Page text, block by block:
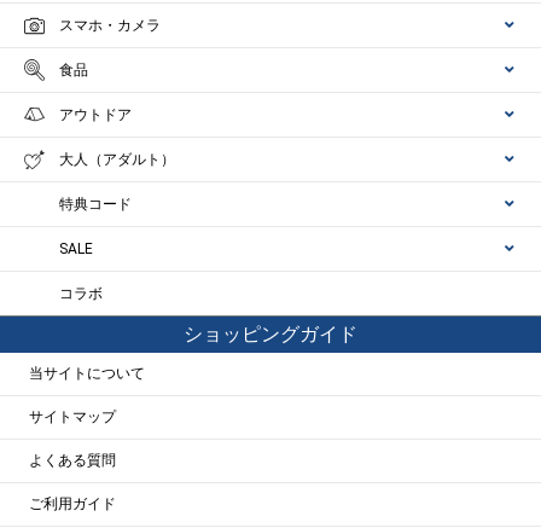
スマホ・カメラ
食品
アウトドア
大人（アダルト）
特典コード
SALE
コラボ
ショッピングガイド
当サイトについて
サイトマップ
よくある質問
ご利用ガイド